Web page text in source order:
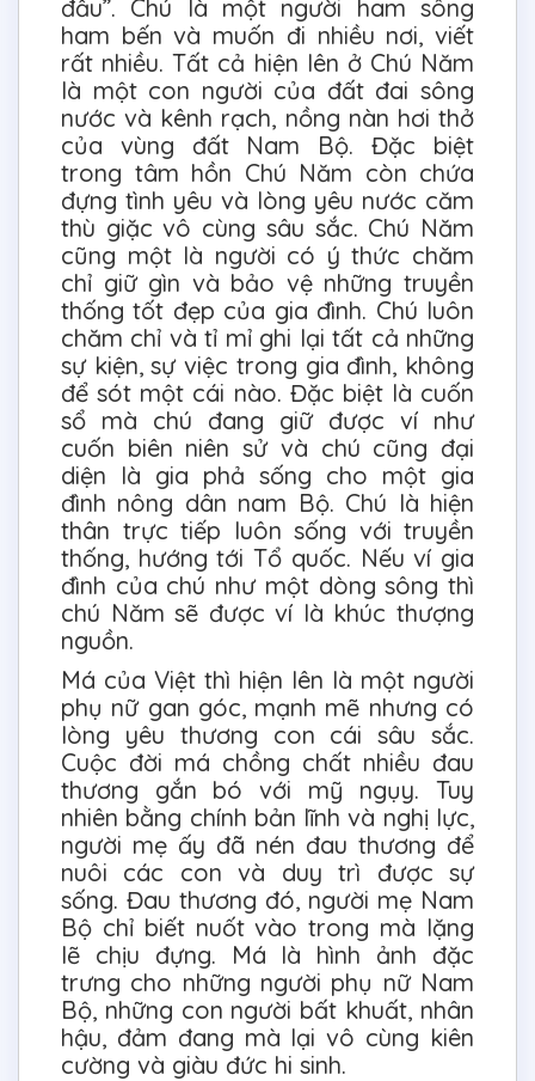
đầu”. Chú là một người ham sông
ham bến và muốn đi nhiều nơi, viết
rất nhiều. Tất cả hiện lên ở Chú Năm
là một con người của đất đai sông
nước và kênh rạch, nồng nàn hơi thở
của vùng đất Nam Bộ. Đặc biệt
trong tâm hồn Chú Năm còn chứa
đựng tình yêu và lòng yêu nước căm
thù giặc vô cùng sâu sắc. Chú Năm
cũng một là người có ý thức chăm
chỉ giữ gìn và bảo vệ những truyền
thống tốt đẹp của gia đình. Chú luôn
chăm chỉ và tỉ mỉ ghi lại tất cả những
sự kiện, sự việc trong gia đình, không
để sót một cái nào. Đặc biệt là cuốn
sổ mà chú đang giữ được ví như
cuốn biên niên sử và chú cũng đại
diện là gia phả sống cho một gia
đình nông dân nam Bộ. Chú là hiện
thân trực tiếp luôn sống với truyền
thống, hướng tới Tổ quốc. Nếu ví gia
đình của chú như một dòng sông thì
chú Năm sẽ được ví là khúc thượng
nguồn.
Má của Việt thì hiện lên là một người
phụ nữ gan góc, mạnh mẽ nhưng có
lòng yêu thương con cái sâu sắc.
Cuộc đời má chồng chất nhiều đau
thương gắn bó với mỹ ngụy. Tuy
nhiên bằng chính bản lĩnh và nghị lực,
người mẹ ấy đã nén đau thương để
nuôi các con và duy trì được sự
sống. Đau thương đó, người mẹ Nam
Bộ chỉ biết nuốt vào trong mà lặng
lẽ chịu đựng. Má là hình ảnh đặc
trưng cho những người phụ nữ Nam
Bộ, những con người bất khuất, nhân
hậu, đảm đang mà lại vô cùng kiên
cường và giàu đức hi sinh.